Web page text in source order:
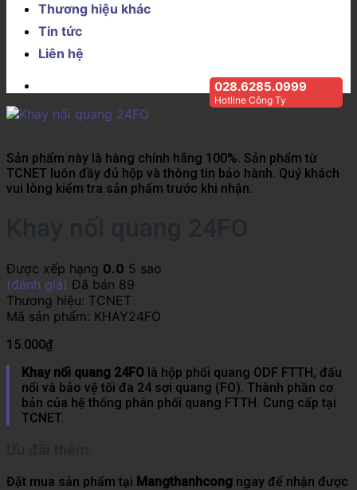
Thương hiệu khác
Tin tức
Liên hệ
028.6285.0999
Hotline Công Ty
Sản phẩm này là hàng chính hãng 100%. Sản phẩm từ
TCNET luôn đầy đủ hộp và thông tin bảo hành. Quý khách
vui lòng kiểm tra sản phẩm trước khi nhận.
Được xếp hạng 0.0 5 sao
(đánh giá) Đã bán 89
Thương hiệu: TCNET
Mã sản phẩm: KHAY24FO
15.000₫
Khay nối quang 24FO là hộp phối quang ODF FTTH, đấu
nối và bảo vệ tối đa 24 sợi quang (FO). Thành phần cơ
bản của hệ thống phân phối quang FTTH. Cung cấp tại
TCNET.
Đặt mua sản phẩm tại Mangthanhcong ngay để nhận được